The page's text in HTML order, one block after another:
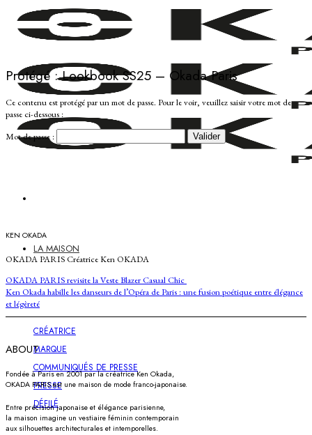
contenu
LA MAISON
CRÉATRICE
MARQUE
COMMUNIQUÉS DE PRESSE
PRESSE
DÉFILÉ
Protégé : Lookbook SS25 – Okada Paris
Ce contenu est protégé par un mot de passe. Pour le voir, veuillez saisir votre mot de
passe ci-dessous :
Mot de passe :
KEN OKADA
OKADA PARIS Créatrice Ken OKADA
OKADA PARIS revisite la Veste Blazer Casual Chic
Ken Okada habille les danseurs de l’Opéra de Paris : une fusion poétique entre élégance
et légèreté
ABOUT
Fondée à Paris en 2001 par la créatrice Ken Okada,
OKADA PARIS est une maison de mode franco-japonaise.
Entre précision japonaise et élégance parisienne,
la maison imagine un vestiaire féminin contemporain
aux silhouettes architecturales et intemporelles.